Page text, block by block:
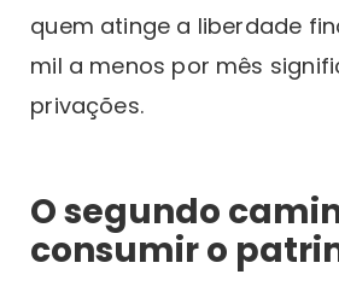
quem atinge a liberdade
mil a menos por mês
privações.
O segundo
consumir o